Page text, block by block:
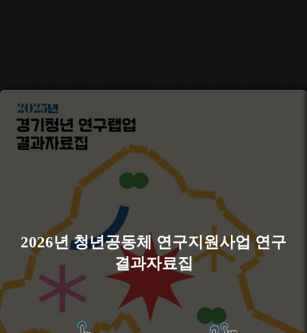
2026년 청년공동체 연구지원사업 연구
결과자료집